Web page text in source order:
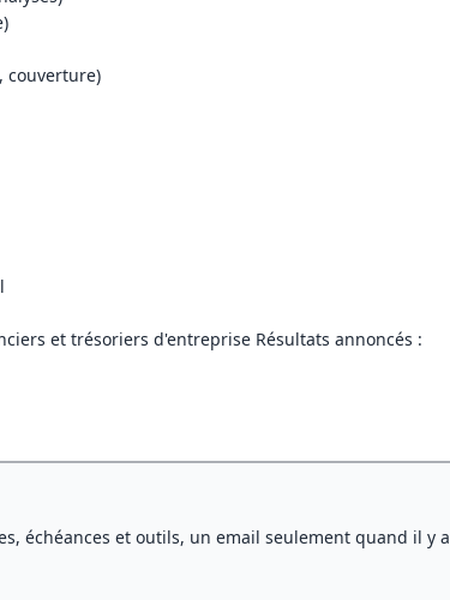
couverture)
et trésoriers d'entreprise Résultats annoncés :
échéances et outils, un email seulement quand il y a